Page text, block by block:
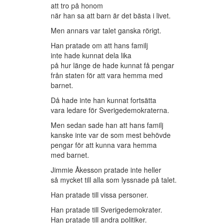
att tro på honom
när han sa att barn är det bästa i livet.
Men annars var talet ganska rörigt.
Han pratade om att hans familj
inte hade kunnat dela lika
på hur länge de hade kunnat få pengar
från staten för att vara hemma med
barnet.
Då hade inte han kunnat fortsätta
vara ledare för Sverigedemokraterna.
Men sedan sade han att hans familj
kanske inte var de som mest behövde
pengar för att kunna vara hemma
med barnet.
Jimmie Åkesson pratade inte heller
så mycket till alla som lyssnade på talet.
Han pratade till vissa personer.
Han pratade till Sverigedemokrater.
Han pratade till andra politiker.